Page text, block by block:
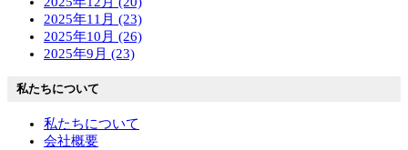
2025年11月 (23)
2025年10月 (26)
2025年9月 (23)
私たちについて
私たちについて
会社概要